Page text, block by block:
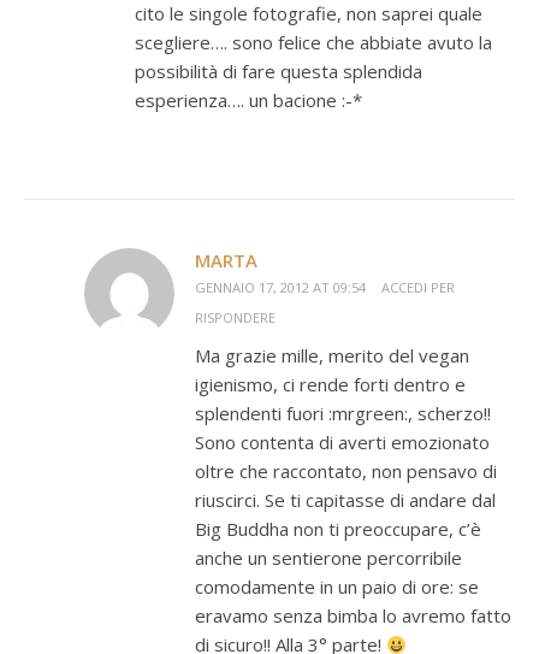
cito le singole fotografie, non saprei quale
scegliere…. sono felice che abbiate avuto la
possibilità di fare questa splendida
esperienza…. un bacione :-*
MARTA
GENNAIO 17, 2012 AT 09:54
ACCEDI PER
RISPONDERE
Ma grazie mille, merito del vegan
igienismo, ci rende forti dentro e
splendenti fuori :mrgreen:, scherzo!!
Sono contenta di averti emozionato
oltre che raccontato, non pensavo di
riuscirci. Se ti capitasse di andare dal
Big Buddha non ti preoccupare, c’è
anche un sentierone percorribile
comodamente in un paio di ore: se
eravamo senza bimba lo avremo fatto
di sicuro!! Alla 3° parte!